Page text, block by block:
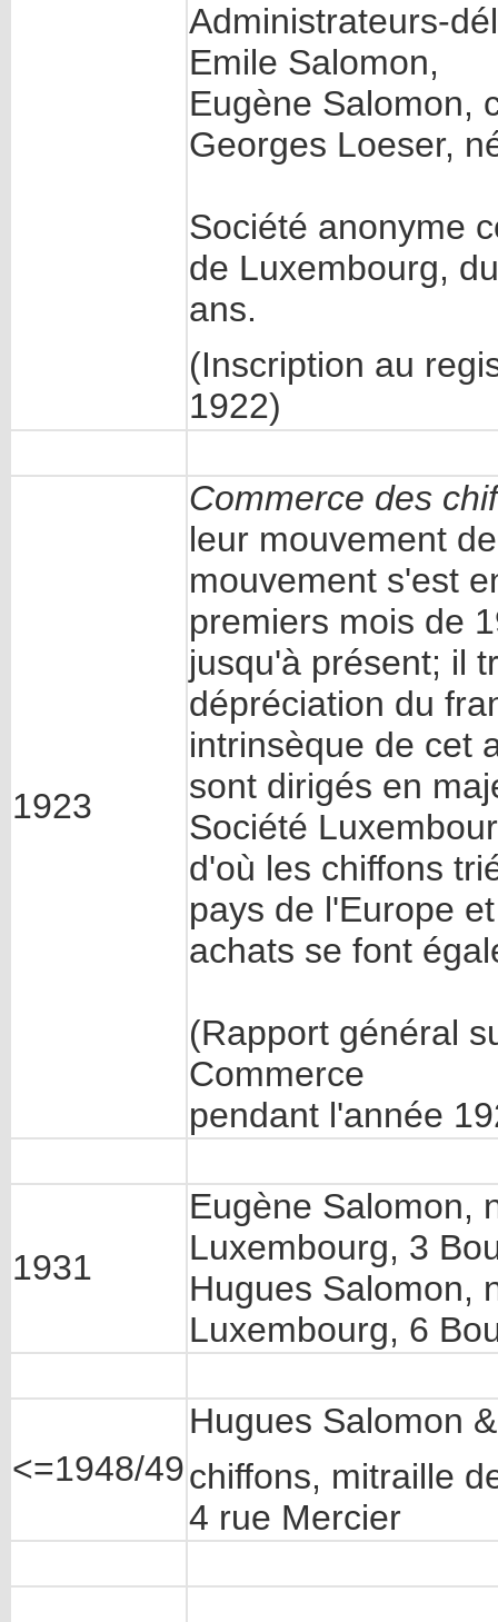
Administrateurs-
Emile Salomon,
Eugène Salomon,
Georges Loeser,
Société anonyme
de Luxembourg,
ans.
(Inscription au
1922)
1923
Commerce des
leur mouvement
mouvement s'est
premiers mois de
jusqu'à présent; il
dépréciation du
intrinsèque de cet
sont dirigés en
Société
d'où les chiffons
pays de l'Europe
achats se font
(Rapport général
Commerce
pendant l'année
1931
Eugène Salomon,
Luxembourg, 3
Hugues Salomon,
Luxembourg, 6
<=1948/49
Hugues Salomon
chiffons, mitraille
4 rue Mercier